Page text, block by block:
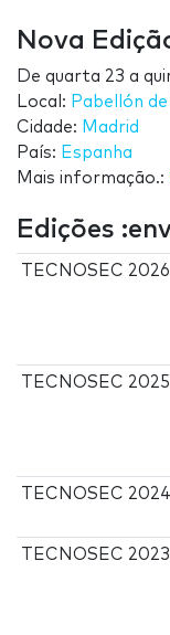
Nova
De quarta 23 a
Local: Pabellón
Cidade: Madrid
País: Espanha
Mais informação.:
Edições
TECNOSEC 2026
TECNOSEC 2025
TECNOSEC 2024
TECNOSEC 2023